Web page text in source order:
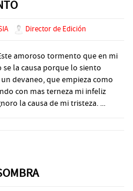
Director de Edición
amoroso tormento que en mi
se la causa porque lo siento
devaneo, que empieza como
con mas terneza mi infeliz
la causa de mi tristeza. ...